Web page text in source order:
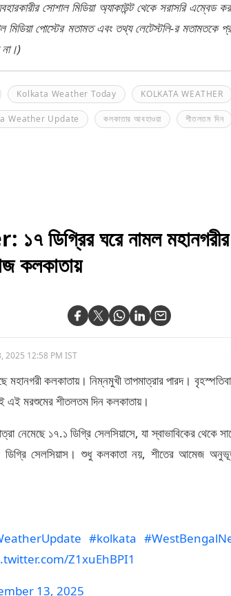
সোশাল মিডিয়া অ্যাকাউন্ট থেকে সরাসরি এম্বেড
মিডিয়া পোস্টের মতামত এবং তথ্য লেটেস্টলি-র মতামতকে
Kolkata Weather Today KOLKATA WEATHER
Weather Update কলকাতার আবহাওয়া শীতলতম দিন
ঘরে নামল মহানগরীর
কলকাতায়
2025 12:58 PM IST
মহানগরী কলকাতায়। নিম্নমুখী তাপমাত্রার পারদ।
এই মরশুমের শীতলতম দিন কলকাতায়।
নেমেছে ১৭.১ ডিগ্রি সেলসিয়াসে, যা স্বাভাবিকের
ডিগ্রি সেলসিয়াস। শুধু কলকাতা নয়, শীতের আমেজ অনুভূত
#kolkata
Z1xuEhBPI1
13, 2025